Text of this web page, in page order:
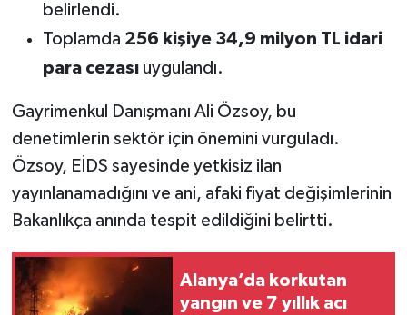
belirlendi.
Toplamda 256 kişiye 34,9 milyon TL idari
para cezasıuygulandı.
Gayrimenkul Danışmanı Ali Özsoy, bu
denetimlerin sektör için önemini vurguladı.
Özsoy, EİDS sayesinde yetkisiz ilan
yayınlanamadığını ve ani, afaki fiyat değişimlerinin
Bakanlıkça anında tespit edildiğini belirtti.
Alanya’da korkutan
yangın ve 7 yıllık acı